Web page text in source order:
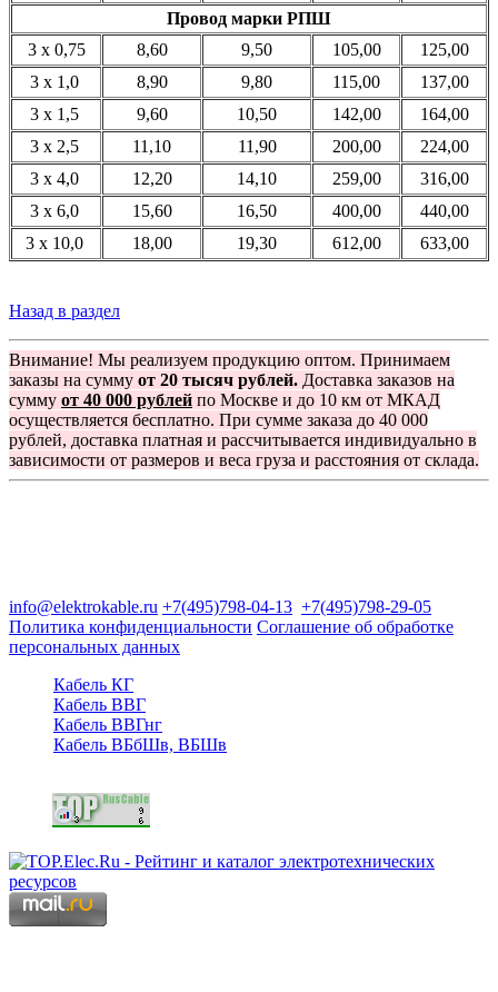
Провод марки РПШ
3 x 0,75
8,60 9,50 105,00
125,00
3 x 1,0
8,90 9,80 115,00
137,00
3 x 1,5
9,60 10,50 142,00
164,00
3 x 2,5
11,10 11,90 200,00
224,00
3 x 4,0
12,20 14,10 259,00
316,00
3 x 6,0
15,60 16,50 400,00
440,00
3 x 10,0
18,00 19,30 612,00 633,00
Назад в раздел
Внимание! Мы реализуем продукцию оптом. Принимаем
заказы на сумму от 20 тысяч рублей. Доставка заказов на
сумму от 40 000 рублей по Москве и до 10 км от МКАД
осуществляется бесплатно. При сумме заказа до 40 000
рублей, доставка платная и рассчитывается индивидуально в
зависимости от размеров и веса груза и расстояния от склада.
info@elektrokable.ru +7(495)798-04-13 +7(495)798-29-05
Политика конфиденциальности Соглашение об обработке
персональных данных
Кабель КГ
Кабель ВВГ
Кабель ВВГнг
Кабель ВБбШв, ВБШв